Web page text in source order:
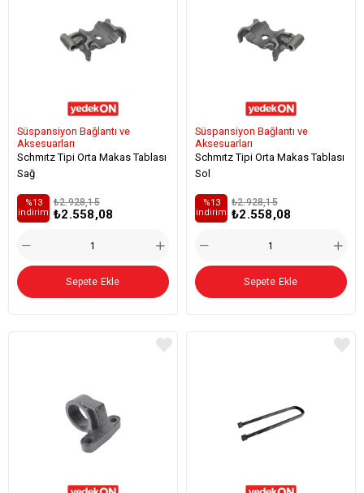
Süspansiyon Bağlantı ve
Aksesuarları
Schmıtz Tipi Orta Makas Tablası
Sağ
₺2.558,08
₺2.928,15
%13
i̇ndirim
Sepete Ekle
Süspansiyon Bağlantı ve
Aksesuarları
Schmıtz Tipi Orta Makas Tablası
Sol
₺2.558,08
₺2.928,15
%13
i̇ndirim
Sepete Ekle